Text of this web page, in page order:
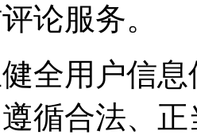
论服务。
健全用户信
循合法、